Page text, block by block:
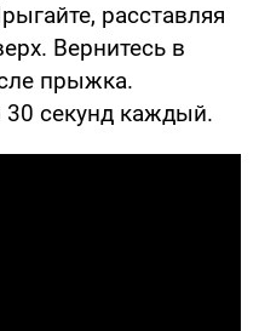
расставляя
Вернитесь в
прыжка.
30 секунд каждый.